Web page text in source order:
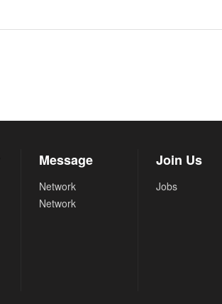
Message
Network
Network
Join Us
Jobs